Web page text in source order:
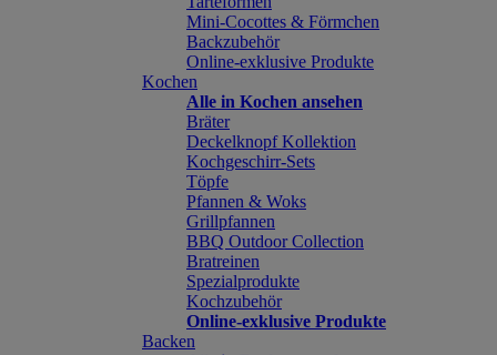
Mini-Cocottes & Förmchen
Backzubehör
Online-exklusive Produkte
Kochen
Alle in Kochen ansehen
Bräter
Deckelknopf Kollektion
Kochgeschirr-Sets
Töpfe
Pfannen & Woks
Grillpfannen
BBQ Outdoor Collection
Bratreinen
Spezialprodukte
Kochzubehör
Online-exklusive Produkte
Backen